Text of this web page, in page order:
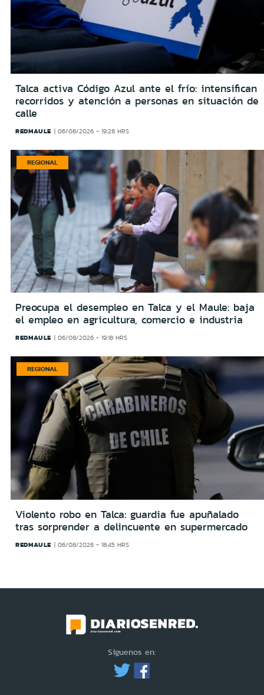
Talca activa Código Azul ante el frío: intensifican
recorridos y atención a personas en situación de
calle
REDMAULE 06/08/2026 - 19:28 HRS
REGIONAL
Preocupa el desempleo en Talca y el Maule: baja
el empleo en agricultura, comercio e industria
REDMAULE 06/08/2026 - 19:18 HRS
REGIONAL
Violento robo en Talca: guardia fue apuñalado
tras sorprender a delincuente en supermercado
REDMAULE 06/08/2026 - 18:45 HRS
Síguenos en: